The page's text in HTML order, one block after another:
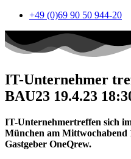
+49 (0)69 90 50 944-20
IT-Unternehmer
BAU23 19.4.23
IT-Unternehmertreffen sich
München am Mittwochabend
Gastgeber OneQrew.